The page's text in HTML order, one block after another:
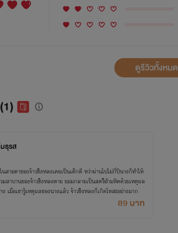
ดูรีวิวทั้งหมด
ธุรส
นสายตาของจ้าวชิงหลงเคยเป็นเด็กดี ทว่าผ่านไปไม่กี่ปีนางก็ทำให้
มสาบานของจ้าวชิงหลงตาย ยอมกลายเป็นสตรีอำมหิตด้วยเหตุผล
ง เมื่อเขารู้เหตุผลของนางแล้ว จ้าวชิงหลงก็เกิดโทสะอย่างมาก
89 บาท